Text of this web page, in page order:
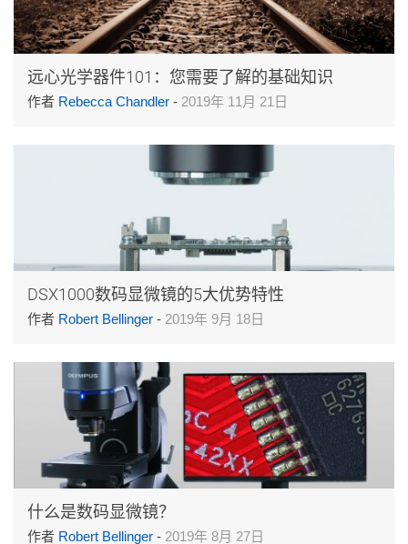
远心光学器件101：您需要了解的基础知识
作者 Rebecca Chandler - 2019年 11月 21日
DSX1000数码显微镜的5大优势特性
作者 Robert Bellinger - 2019年 9月 18日
什么是数码显微镜？
作者 Robert Bellinger - 2019年 8月 27日